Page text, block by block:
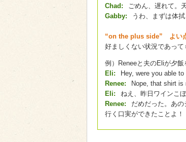
Chad:
ごめん、遅れて。
Gabby:
うわ、まずは体
“on the plus side” よい
好ましくない状況であって
例）Reneeと夫のEliが夕飯
Eli:
Hey, were you able
Renee:
Nope, that shirt is
Eli:
ねえ、昨日ワインこ
Renee:
だめだった。あ
行く口実ができたことよ！